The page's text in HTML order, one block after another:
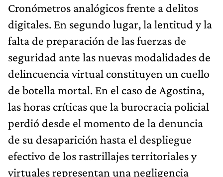
Cronómetros analógicos frente a delitos
digitales. En segundo lugar, la lentitud y la
falta de preparación de las fuerzas de
seguridad ante las nuevas modalidades de
delincuencia virtual constituyen un cuello
de botella mortal. En el caso de Agostina,
las horas críticas que la burocracia policial
perdió desde el momento de la denuncia
de su desaparición hasta el despliegue
efectivo de los rastrillajes territoriales y
virtuales representan una negligencia